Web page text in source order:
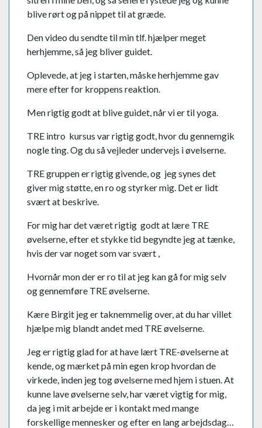
blive rørt og på nippet til at græde.
Den video du sendte til min tlf. hjælper meget
herhjemme, så jeg bliver guidet.
Oplevede, at jeg i starten, måske herhjemme gav
mere efter for kroppens reaktion.
Men rigtig godt at blive guidet, når vi er til yoga.
TRE intro kursus var rigtig godt, hvor du gennemgik
nogle ting. Og du så vejleder undervejs i øvelserne.
TRE gruppen er rigtig givende, og jeg synes det
giver mig støtte, en ro og styrker mig. Det er lidt
svært at beskrive.
For mig har det været rigtig godt at lære TRE
øvelserne, efter et stykke tid begyndte jeg at tænke,
hvis der var noget som var svært ,
Hvornår mon der er ro til at jeg kan gå for mig selv
og gennemføre TRE øvelserne.
Kære Birgit jeg er taknemmelig over, at du har villet
hjælpe mig blandt andet med TRE øvelserne.
Jeg er rigtig glad for at have lært TRE-øvelserne at
kende, og mærket på min egen krop hvordan de
virkede, inden jeg tog øvelserne med hjem i stuen. At
kunne lave øvelserne selv, har været vigtig for mig,
da jeg i mit arbejde er i kontakt med mange
forskellige mennesker og efter en lang arbejdsdag,